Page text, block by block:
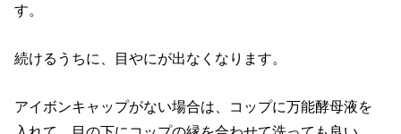
す。
続けるうちに、目やにが出なくなります。
アイボンキャップがない場合は、コップに万能酵母液を